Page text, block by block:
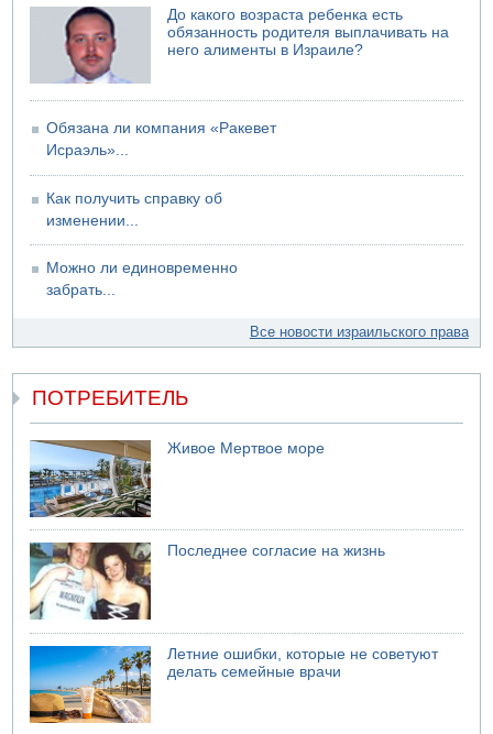
06.08.2026 12:06
США не будут давить на Израиль в вопросе Ливана
06.08.2026 11:41
До какого возраста ребенка есть
обязанность родителя выплачивать на
него алименты в Израиле?
Обязана ли компания «Ракевет
Исраэль»...
Как получить справку об
изменении...
Можно ли единовременно
забрать...
Все новости израильского права
ПОТРЕБИТЕЛЬ
Живое Мертвое море
Последнее согласие на жизнь
Летние ошибки, которые не советуют
делать семейные врачи